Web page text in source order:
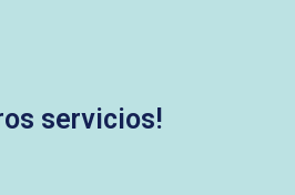
servicios!